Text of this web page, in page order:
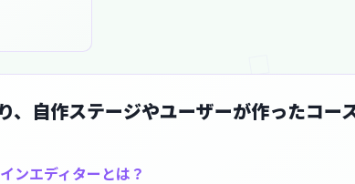
、自作ステージやユーザーが作ったコー
ンエディターとは？